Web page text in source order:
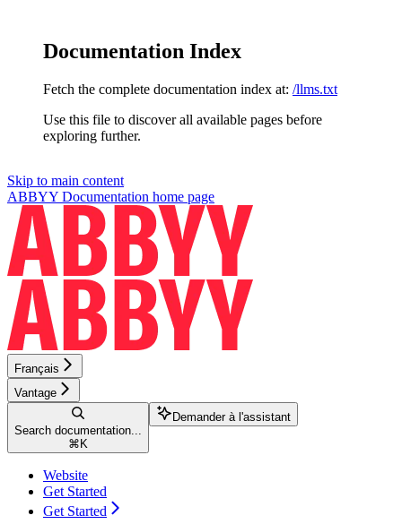
Documentation Index
Fetch the complete documentation index at: /llms.txt
Use this file to discover all available pages before
exploring further.
Skip to main content
ABBYY Documentation home page
Français
Vantage
Search documentation...
⌘ K
Demander à l'assistant
Website
Get Started
Get Started